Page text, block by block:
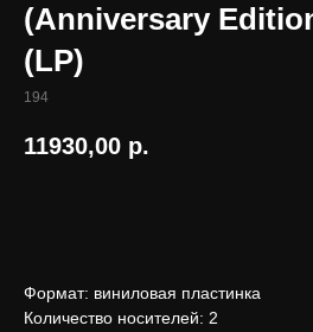
(Anniversary
(LP)
194
11930,00 р.
Формат: виниловая пластинка
Количество носителей: 2